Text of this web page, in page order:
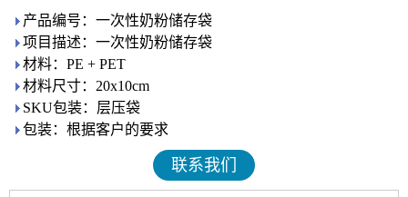
产品编号：一次性奶粉储存袋
项目描述：一次性奶粉储存袋
材料：PE + PET
材料尺寸：20x10cm
SKU包装：层压袋
包装：根据客户的要求
联系我们